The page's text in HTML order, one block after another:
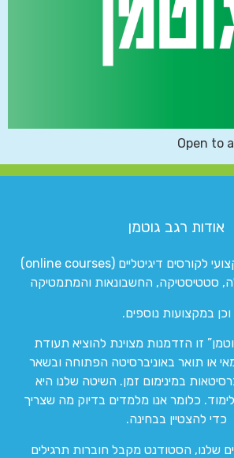
Open to
אודות רגב גוטמן
המרכז המוביל והמקצועי לקורסים דיגיטליים (online courses)
סטטיסטיקה, החשבונאות והמתמטיקה
וכן במקצועות נוספים.
זו הזדמנות מצוינת להוציא תעודת
או תואר באוניברסיטה הפתוחה ובשאר
במינימום זמן. השיטה שלנו היא
כלומר אנו מלמדים בדיוק מה שצריך
כדי להצטיין בבחינה.
שלנו, הסטודנט מקבל חוברות תרגילים